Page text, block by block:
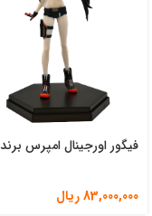
فیگور اورجینال امپرس برند
83,000,000ریال